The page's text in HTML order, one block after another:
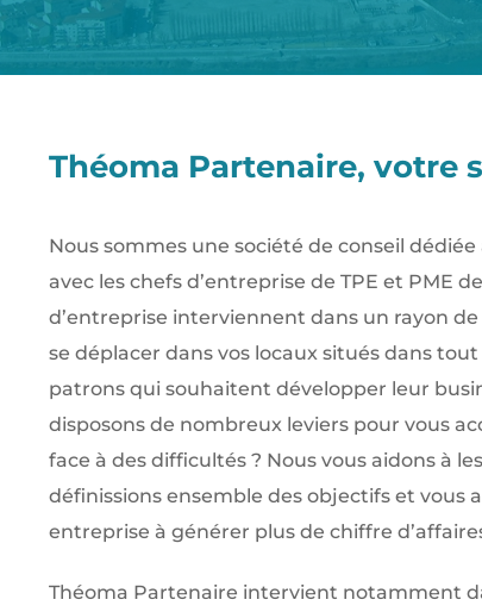
Théoma Partenaire, votre
Nous sommes une société de conseil
avec les chefs d’entreprise de TPE et PME
d’entreprise interviennent dans un rayon
se déplacer dans vos locaux situés dans
patrons qui souhaitent développer leur
disposons de nombreux leviers pour vous
face à des difficultés ? Nous vous aidons à
définissions ensemble des objectifs et vous
entreprise à générer plus de chiffre
Théoma Partenaire intervient notamment